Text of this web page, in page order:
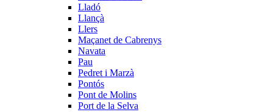
Lladó
Llançà
Llers
Maçanet de Cabrenys
Navata
Pau
Pedret i Marzà
Pontós
Pont de Molins
Port de la Selva